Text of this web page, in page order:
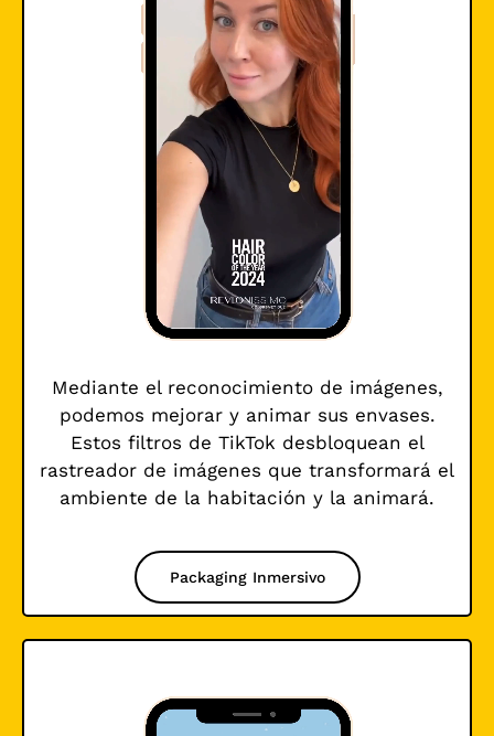
Mediante el reconocimiento de imágenes,
podemos mejorar y animar sus envases.
Estos filtros de TikTok desbloquean el
rastreador de imágenes que transformará el
ambiente de la habitación y la animará.
Packaging Inmersivo